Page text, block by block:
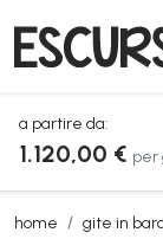
a partire da:
1.120,00 € per
home gite in
da portisco: tour